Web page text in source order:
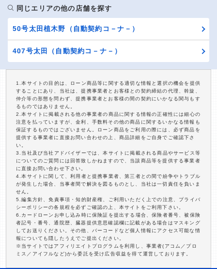
同じエリアの他の店舗を探す
50号太田植木野（自動契約コ－ナ－）
407号太田（自動契約コ－ナ－）
1.本サイトの目的は、ローン商品等に関する適切な情報と選択の機会を提供
することにあり、当社は、提携事業者とお客様との契約締結の代理、斡旋、
仲介等の形態を問わず、提携事業者とお客様の間の契約にいかなる関与もす
るものではありません。
2.本サイトに掲載される他の事業者の商品に関する情報の正確性には細心の
注意を払っていますが、金利、手数料その他の商品に関するいかなる情報も
保証するものではございません。ローン商品をご利用の際には、必ず商品を
提供する事業者に直接お問い合わせの上、商品詳細をご自身でご確認下さ
い。
3.当社及び当社アドバイザーでは、本サイトに掲載される商品やサービス等
についてのご質問には回答致しかねますので、当該商品等を提供する事業者
に直接お問い合わせ下さい。
4.本サイトに関して、利用者と提携事業者、第三者との間で紛争やトラブル
が発生した場合、当事者間で解決を図るものとし、当社は一切責任を負いま
せん。
5.編集方針、免責事項・知的財産権、ご利用いただく上での注意、プライバ
シーポリシーの各規程を必ずご確認の上、本サイトをご利用下さい。
6.カードローンお申し込み時に保険証を提出する場合、保険者番号、被保険
者記号・番号、通院歴、臓器提供意思確認欄に記載がある場合はマスキング
してお送りください。その他、バーコードなど個人情報にアクセス可能な情
報についても隠したうえでご提出ください。
※当サイトではアフィリエイトプログラムを利用し、事業者(アコム／プロ
ミス／アイフルなど)から委託を受け広告収益を得て運営しております。